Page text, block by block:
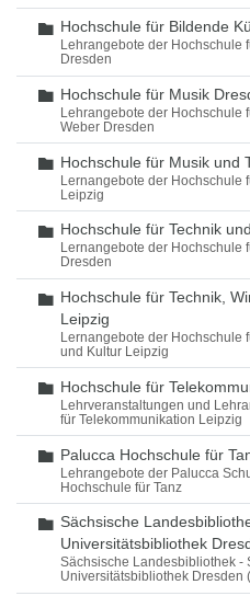
Ordner
Hochschule für Bildende
Lehrangebote der Hochschule
Dresden
Ordner
Hochschule für Musik
Lehrangebote der Hochschule
Weber Dresden
Ordner
Hochschule für Musik und
Lernangebote der Hochschule
Leipzig
Ordner
Hochschule für Technik
Lernangebote der Hochschule
Dresden
Ordner
Hochschule für Technik,
Leipzig
Lernangebote der Hochschule
und Kultur Leipzig
Ordner
Hochschule für
Lehrveranstaltungen und
für Telekommunikation Leipzig
Ordner
Palucca Hochschule für
Lehrangebote der Palucca
Hochschule für Tanz
Ordner
Sächsische
Universitätsbibliothek
Sächsische Landesbibliothek -
Universitätsbibliothek Dresden